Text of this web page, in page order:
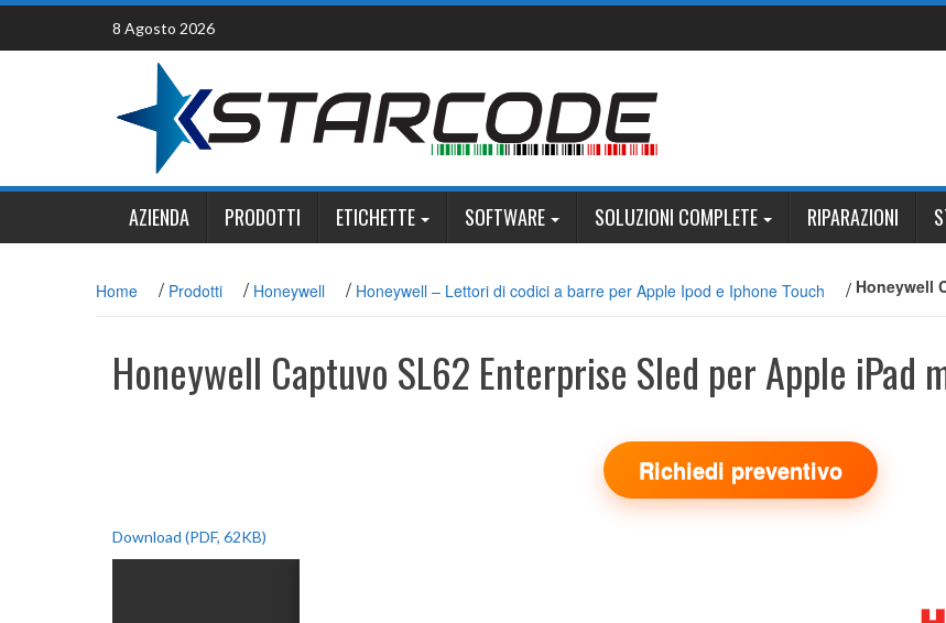
Skip
content
8 Agosto 2026
AZIENDA PRODOTTI ETICHETTE SOFTWARE SOLUZIONI COMPLETE RIPARAZIONI
Home / Prodotti / Honeywell / Honeywell – Lettori di codici a barre per Apple Ipod e Iphone Touch / Honeywell
Honeywell Captuvo SL62 Enterprise Sled per Apple iPad
Richiedi preventivo
Download (PDF, 62KB)